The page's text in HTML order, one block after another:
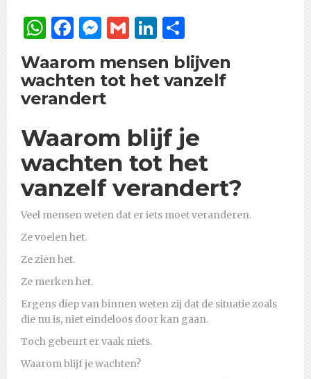
WhatsApp
Facebook
Messenger
GmailLinkedIn
Waarom mensen blijven
wachten tot het vanzelf
verandert
Waarom blijf je
wachten tot het
vanzelf verandert?
Veel mensen weten dat er iets moet veranderen.
Ze voelen het.
Ze zien het.
Ze merken het.
Ergens diep van binnen weten zij dat de situatie zoals
die nu is, niet eindeloos door kan gaan.
Toch gebeurt er vaak niets.
Waarom blijf je wachten?